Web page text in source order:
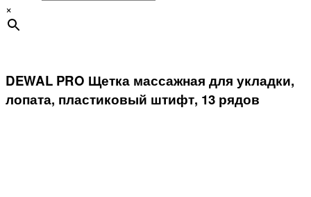
×
DEWAL PRO Щетка массажная для укладки,
лопата, пластиковый штифт, 13 рядов